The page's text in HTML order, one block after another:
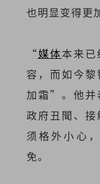
也明显变得更
“媒体本来
容，而如今
加霜”。他并
政府丑聞、
须格外小心
免。